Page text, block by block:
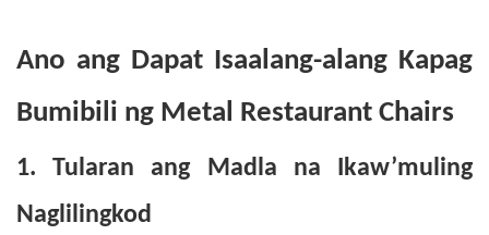
Ano ang Dapat Isaalang-alang Kapag
Bumibili ng Metal Restaurant Chairs
1. Tularan ang Madla na Ikaw’muling
Naglilingkod